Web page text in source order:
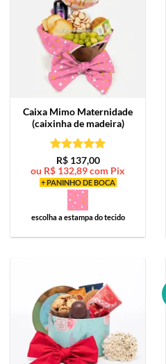
Caixa Mimo Maternidade
(caixinha de madeira)
Avaliação5
de 5
R$137,00
ou R$ 132,89com Pix
+ PANINHO DE BOCA
escolha a estampa do tecido